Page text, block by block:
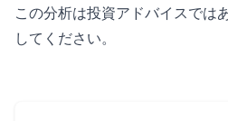
この分析は投資アドバイスでは
してください。